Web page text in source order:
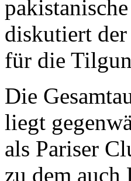
diskutiert
für die
Die
liegt
als Pariser
zu dem